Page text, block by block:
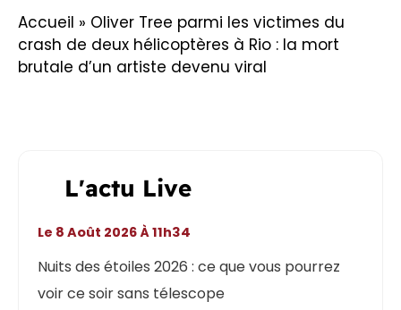
Accueil » Oliver Tree parmi les victimes du
crash de deux hélicoptères à Rio : la mort
brutale d’un artiste devenu viral
L'actu Live
Nuits des étoiles 2026 : ce que vous pourrez
voir ce soir sans télescope
Le 8 Août 2026 À 11h34